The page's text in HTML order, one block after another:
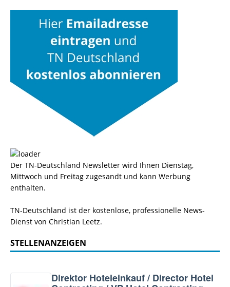
Der TN-Deutschland Newsletter wird Ihnen Dienstag,
Mittwoch und Freitag zugesandt und kann Werbung
enthalten.
TN-Deutschland ist der kostenlose, professionelle News-
Dienst von Christian Leetz.
STELLENANZEIGEN